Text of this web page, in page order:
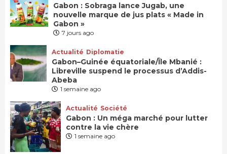
Gabon : Sobraga lance Jugab, une
nouvelle marque de jus plats « Made in
Gabon »
7 jours ago
Actualité Diplomatie
Gabon–Guinée équatoriale/Île Mbanié :
Libreville suspend le processus d’Addis-
Abeba
1 semaine ago
Actualité Société
Gabon : Un méga marché pour lutter
contre la vie chère
1 semaine ago